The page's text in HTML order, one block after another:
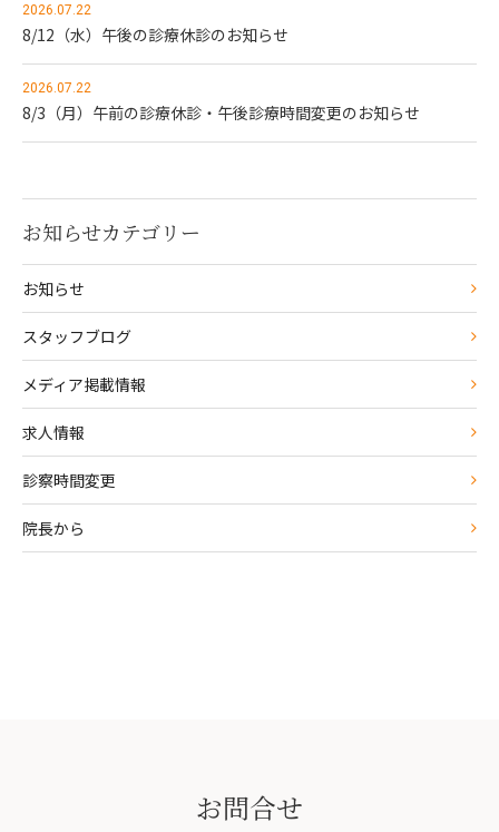
2026.07.22
8/12（水）午後の診療休診のお知らせ
2026.07.22
8/3（月）午前の診療休診・午後診療時間変更のお知らせ
お知らせカテゴリー
お知らせ
スタッフブログ
メディア掲載情報
求人情報
診察時間変更
院長から
お問合せ